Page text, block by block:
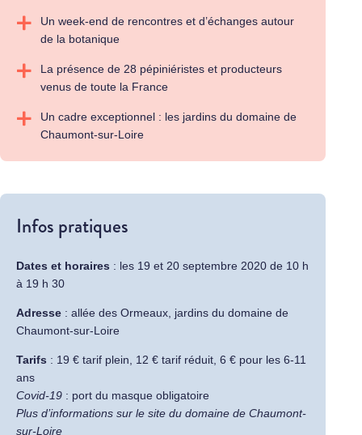
Un week-end de rencontres et d’échanges autour
de la botanique
La présence de 28 pépiniéristes et producteurs
venus de toute la France
Un cadre exceptionnel : les jardins du domaine de
Chaumont-sur-Loire
Infos pratiques
Dates et horaires : les 19 et 20 septembre 2020 de 10 h
à 19 h 30
Adresse : allée des Ormeaux, jardins du domaine de
Chaumont-sur-Loire
Tarifs : 19 € tarif plein, 12 € tarif réduit, 6 € pour les 6-11
ans
Covid-19 : port du masque obligatoire
Plus d’informations sur le site du domaine de Chaumont-
sur-Loire